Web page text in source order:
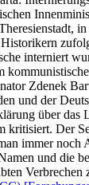
interniert
Zdenek
und der
über das
kritisiert. Der
immer noch
und die
Verbrechen